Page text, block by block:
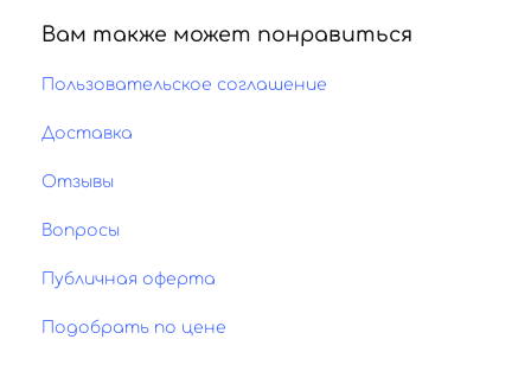
Вам также может понравиться
Пользовательское соглашение
Доставка
Отзывы
Вопросы
Публичная оферта
Подобрать по цене